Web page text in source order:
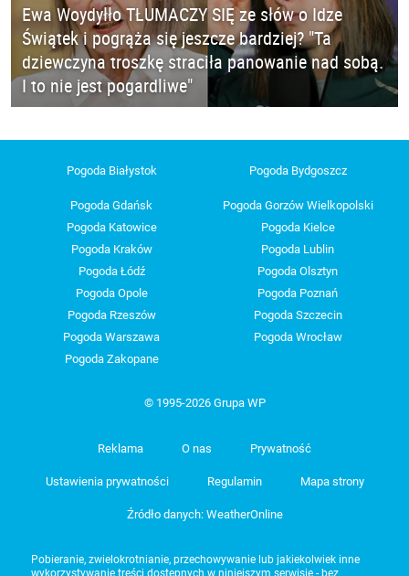
Ewa Woydyłło TŁUMACZY SIĘ ze słów o Idze
Świątek i pogrąża się jeszcze bardziej? "Ta
dziewczyna troszkę straciła panowanie nad sobą.
I to nie jest pogardliwe"
Pogoda Białystok Pogoda Bydgoszcz
Pogoda Gdańsk
Pogoda Gorzów Wielkopolski
Pogoda Katowice
Pogoda Kielce
Pogoda Kraków
Pogoda Lublin
Pogoda Łódź
Pogoda Olsztyn
Pogoda Opole
Pogoda Poznań
Pogoda Rzeszów
Pogoda Szczecin
Pogoda Warszawa
Pogoda Wrocław
Pogoda Zakopane
© 1995-2026 Grupa WP
Reklama O nas Prywatność
Ustawienia prywatności Regulamin Mapa strony
Źródło danych: WeatherOnline
Pobieranie, zwielokrotnianie, przechowywanie lub jakiekolwiek inne
wykorzystywanie treści dostępnych w niniejszym serwisie - bez